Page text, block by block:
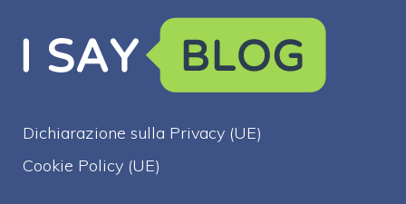
Dichiarazione sulla Privacy (UE)
Cookie Policy (UE)